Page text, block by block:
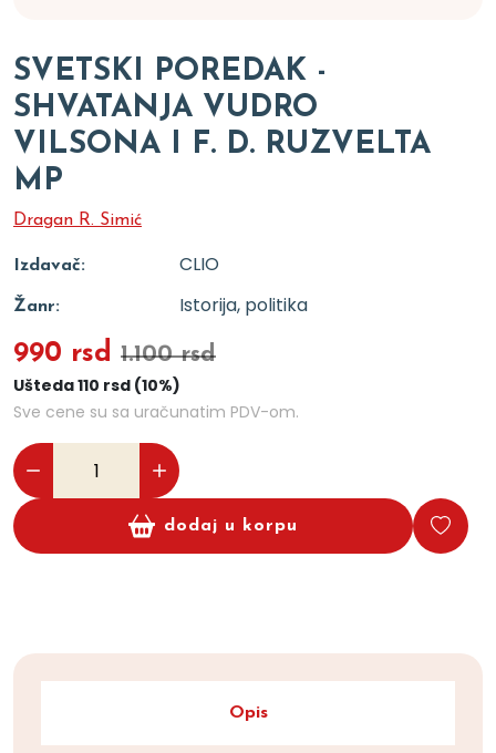
SVETSKI POREDAK -
SHVATANJA VUDRO
VILSONA I F. D. RUZVELTA
MP
Dragan R. Simić
Izdavač: CLIO
Žanr: Istorija, politika
990 rsd 1.100 rsd
Ušteda 110 rsd (10%)
Sve cene su sa uračunatim PDV-om.
dodaj u korpu
Opis